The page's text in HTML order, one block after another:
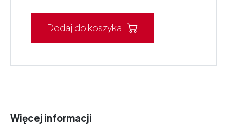
Dodaj do koszyka
Więcej informacji